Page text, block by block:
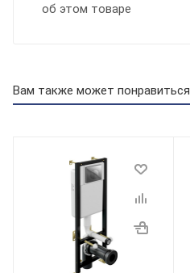
об этом товаре
Вам также может понравиться